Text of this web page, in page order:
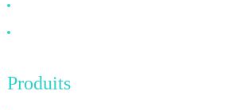
Produits